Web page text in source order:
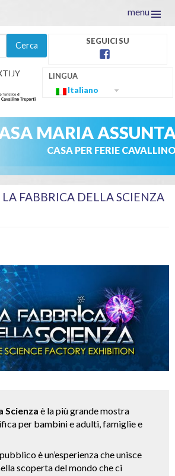
menu
facebook
Italiano
MARIA
CASA PER FERIE
LA FABBRICA DELLA SCIENZA
Scienza è la più grande mostra
per bambini e adulti, famiglie e
è un’esperienza che unisce
scoperta del mondo che ci